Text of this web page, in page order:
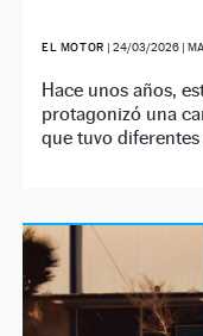
EL MOTOR | 24/03/2026|
Hace unos años,
protagonizó una
que tuvo diferentes